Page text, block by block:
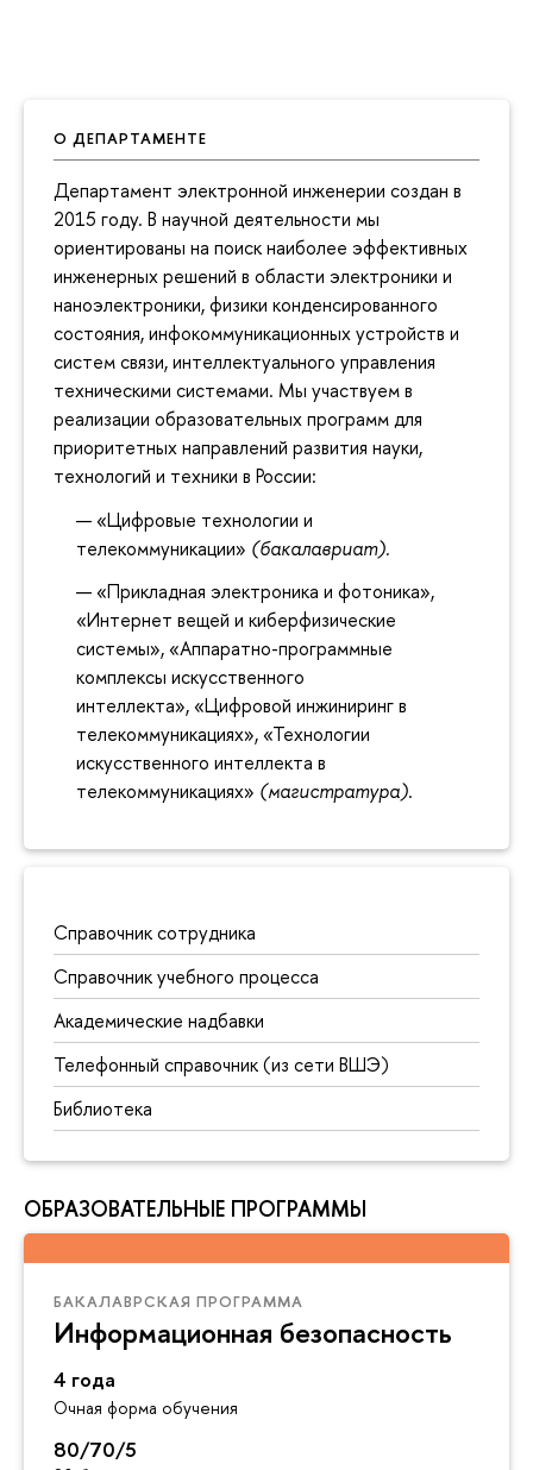
О ДЕПАРТАМЕНТЕ
Департамент электронной инженерии создан в
2015 году. В научной деятельности мы
ориентированы на поиск наиболее эффективных
инженерных решений в области электроники и
наноэлектроники, физики конденсированного
состояния, инфокоммуникационных устройств и
систем связи, интеллектуального управления
техническими системами. Мы участвуем в
реализации образовательных программ для
приоритетных направлений развития науки,
технологий и техники в России:
«Цифровые технологии и
телекоммуникации» (бакалавриат).
«Прикладная электроника и фотоника»,
«Интернет вещей и киберфизические
системы», «Аппаратно-программные
комплексы искусственного
интеллекта», «Цифровой инжиниринг в
телекоммуникациях», «Технологии
искусственного интеллекта в
телекоммуникациях» (магистратура).
Справочник сотрудника
Справочник учебного процесса
Академические надбавки
Телефонный справочник (из сети ВШЭ)
Библиотека
ОБРАЗОВАТЕЛЬНЫЕ ПРОГРАММЫ
БАКАЛАВРСКАЯ ПРОГРАММА
Информационная безопасность
4 года
Очная форма обучения
80/70/5